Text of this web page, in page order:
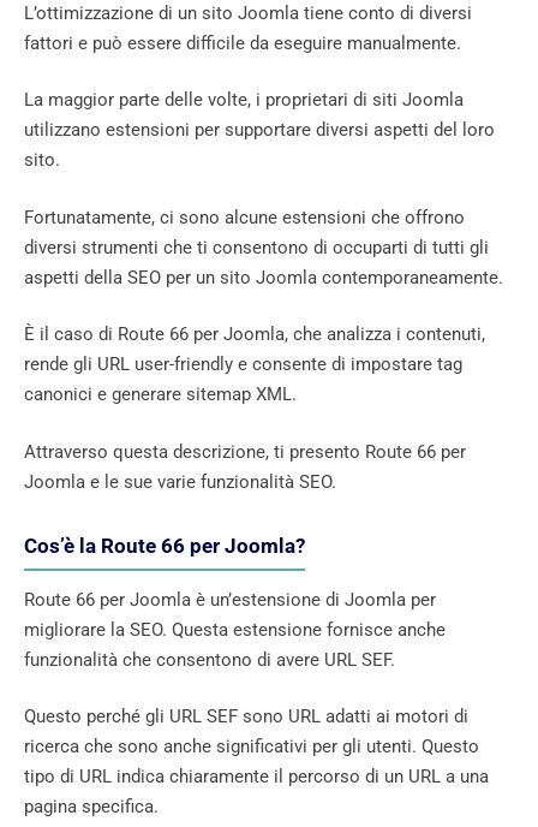
L’ottimizzazione di un sito Joomla tiene conto di diversi
fattori e può essere difficile da eseguire manualmente.
La maggior parte delle volte, i proprietari di siti Joomla
utilizzano estensioni per supportare diversi aspetti del loro
sito.
Fortunatamente, ci sono alcune estensioni che offrono
diversi strumenti che ti consentono di occuparti di tutti gli
aspetti della SEO per un sito Joomla contemporaneamente.
È il caso di Route 66 per Joomla, che analizza i contenuti,
rende gli URL user-friendly e consente di impostare tag
canonici e generare sitemap XML.
Attraverso questa descrizione, ti presento Route 66 per
Joomla e le sue varie funzionalità SEO.
Cos’è la Route 66 per Joomla?
Route 66 per Joomla è un’estensione di Joomla per
migliorare la SEO. Questa estensione fornisce anche
funzionalità che consentono di avere URL SEF.
Questo perché gli URL SEF sono URL adatti ai motori di
ricerca che sono anche significativi per gli utenti. Questo
tipo di URL indica chiaramente il percorso di un URL a una
pagina specifica.